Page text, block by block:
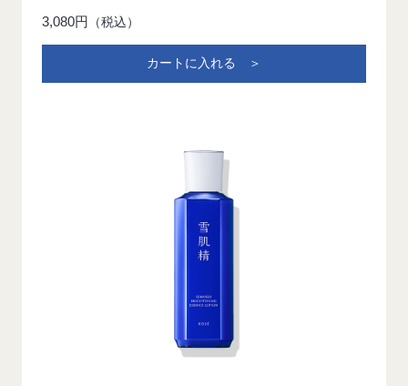
3,080円 （税込）
カートに入れる ＞